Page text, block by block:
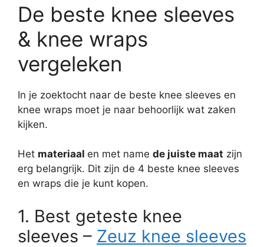
De beste knee sleeves
& knee wraps
vergeleken
In je zoektocht naar de beste knee sleeves en
knee wraps moet je naar behoorlijk wat zaken
kijken.
Het materiaal en met name de juiste maat zijn
erg belangrijk. Dit zijn de 4 beste knee sleeves
en wraps die je kunt kopen.
1. Best geteste knee
sleeves – Zeuz knee sleeves